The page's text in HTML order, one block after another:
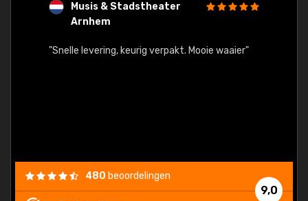
Musis & Stadstheater
Arnhem
"Snelle levering, keurig verpakt. Mooie waaier"
9,0
480 beoordelingen